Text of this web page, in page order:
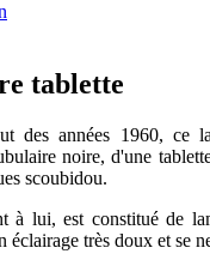
tablette
des années 1960, ce
noire, d'une
scoubidou.
à lui, est constitué de
éclairage très doux et se